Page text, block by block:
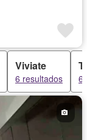
Viviate
6 resultados 6